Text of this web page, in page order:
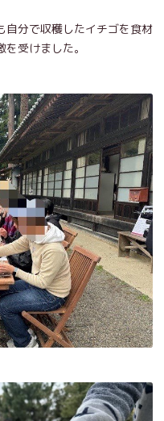
自分で収穫したイチゴを食材
受けました。